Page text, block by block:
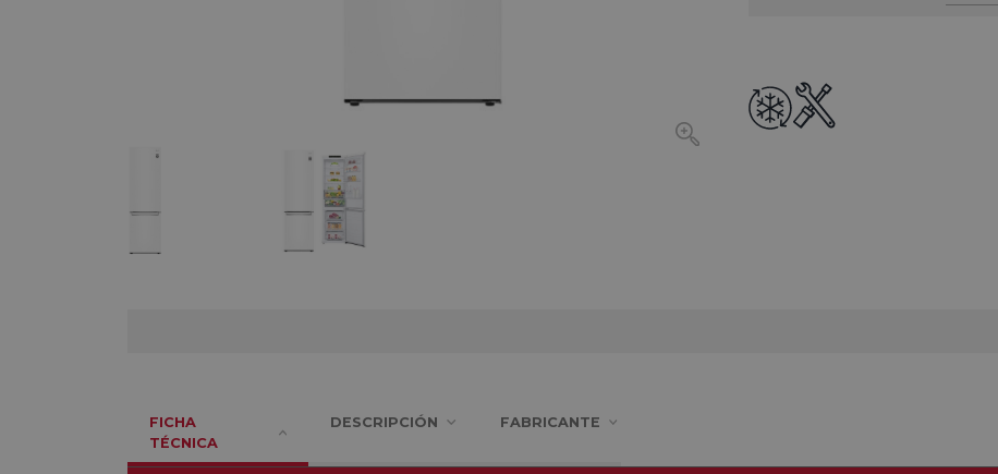
FICHA
TÉCNICA
DESCRIPCIÓN FABRICANTE